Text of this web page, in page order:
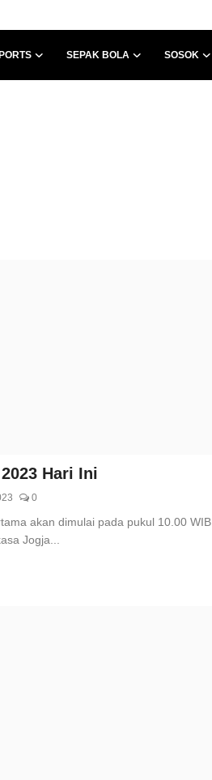
SEPAK BOLA SOSOK
Hari Ini
0
akan dimulai pada pukul 10.00 WIB
Jogja...